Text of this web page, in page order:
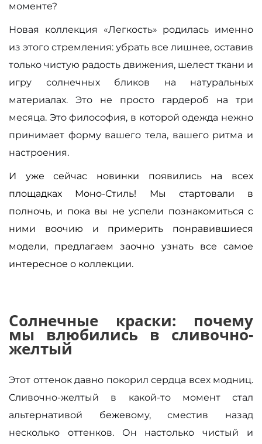
моменте?
Новая коллекция «Легкость» родилась именно
из этого стремления: убрать все лишнее, оставив
только чистую радость движения, шелест ткани и
игру солнечных бликов на натуральных
материалах. Это не просто гардероб на три
месяца. Это философия, в которой одежда нежно
принимает форму вашего тела, вашего ритма и
настроения.
И уже сейчас новинки появились на всех
площадках Моно-Стиль! Мы стартовали в
полночь, и пока вы не успели познакомиться с
ними воочию и примерить понравившиеся
модели, предлагаем заочно узнать все самое
интересное о коллекции.
Солнечные краски: почему
мы влюбились в сливочно-
желтый
Этот оттенок давно покорил сердца всех модниц.
Сливочно-желтый в какой-то момент стал
альтернативой бежевому, сместив назад
несколько оттенков. Он настолько чистый и